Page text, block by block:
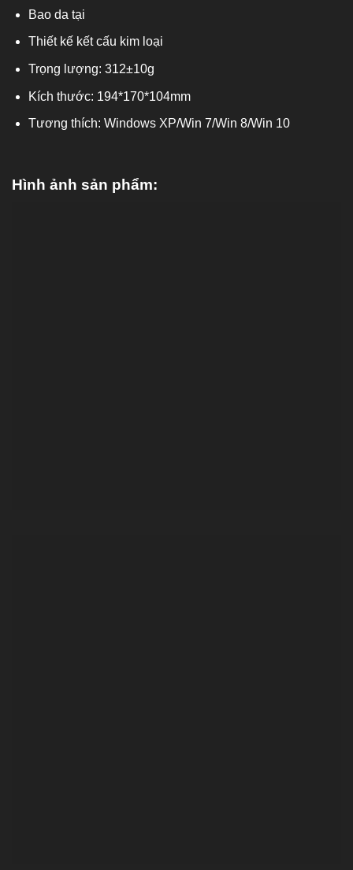
Bao da tại
Thiết kế kết cấu kim loại
Trọng lượng: 312±10g
Kích thước: 194*170*104mm
Tương thích: Windows XP/Win 7/Win 8/Win 10
Hình ảnh sản phẩm: